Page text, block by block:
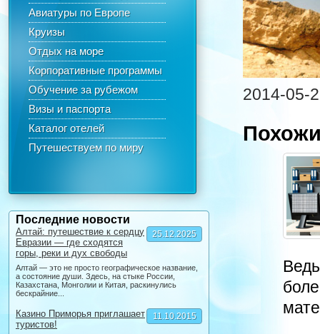
Авиатуры по Европе
Круизы
Отдых на море
Корпоративные программы
Обучение за рубежом
Визы и паспорта
Каталог отелей
Путешествуем по миру
Последние новости
25.12.2025
Алтай: путешествие к сердцу
Евразии — где сходятся
горы, реки и дух свободы
Алтай — это не просто географическое название,
а состояние души. Здесь, на стыке России,
Казахстана, Монголии и Китая, раскинулись
бескрайние...
11.10.2015
Казино Приморья приглашает
туристов!
2014-05-